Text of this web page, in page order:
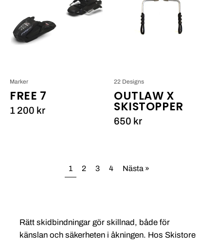
FREE 7
Marker
1 200 kr
Skistopper_1
OUTLAW X
SKISTOPPER
22 Designs
650 kr
1 2 3 4 Nästa »
Rätt skidbindningar gör skillnad, både för
känslan och säkerheten i åkningen. Hos Skistore